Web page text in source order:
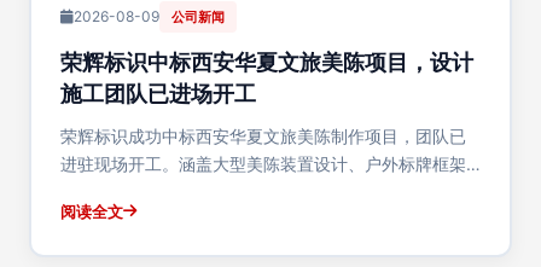
2026-08-09 公司新闻
荣辉标识中标西安华夏文旅美陈项目，设计
施工团队已进场开工
荣辉标识成功中标西安华夏文旅美陈制作项目，团队已
进驻现场开工。涵盖大型美陈装置设计、户外标牌框架
阅读全文